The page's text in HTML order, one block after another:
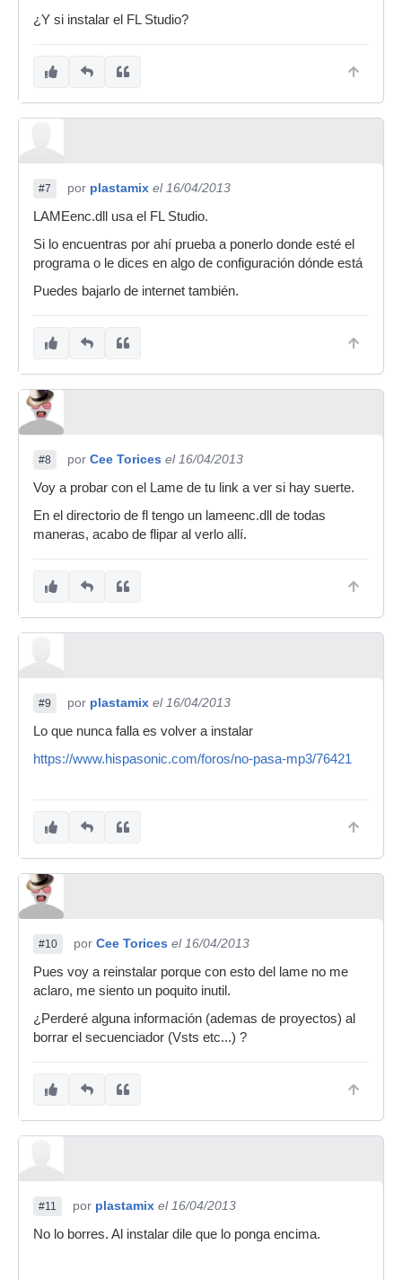
¿Y si instalar el FL Studio?
#7 por plastamix el 16/04/2013
LAMEenc.dll usa el FL Studio.
Si lo encuentras por ahí prueba a ponerlo donde esté el
programa o le dices en algo de configuración dónde está
Puedes bajarlo de internet también.
#8 por Cee Torices el 16/04/2013
Voy a probar con el Lame de tu link a ver si hay suerte.
En el directorio de fl tengo un lameenc.dll de todas
maneras, acabo de flipar al verlo allí.
#9 por plastamix el 16/04/2013
Lo que nunca falla es volver a instalar
https://www.hispasonic.com/foros/no-pasa-mp3/76421
#10 por Cee Torices el 16/04/2013
Pues voy a reinstalar porque con esto del lame no me
aclaro, me siento un poquito inutil.
¿Perderé alguna información (ademas de proyectos) al
borrar el secuenciador (Vsts etc...) ?
#11 por plastamix el 16/04/2013
No lo borres. Al instalar dile que lo ponga encima.